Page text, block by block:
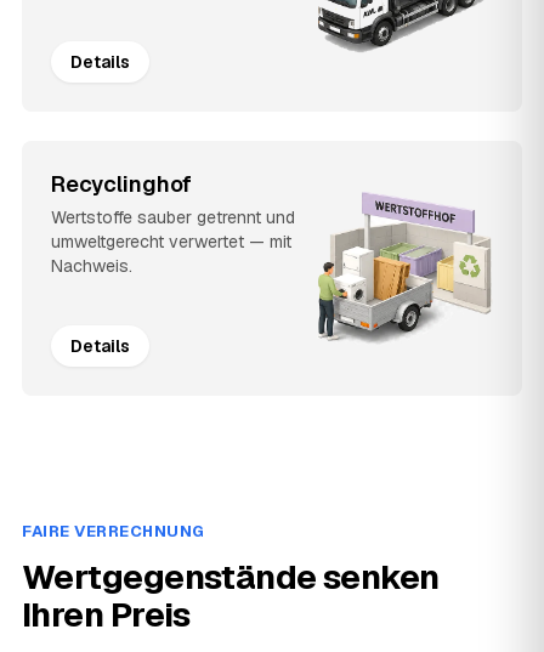
Details
Recyclinghof
Wertstoffe sauber getrennt und
umweltgerecht verwertet — mit
Nachweis.
Details
FAIRE VERRECHNUNG
Wertgegenstände senken
Ihren Preis